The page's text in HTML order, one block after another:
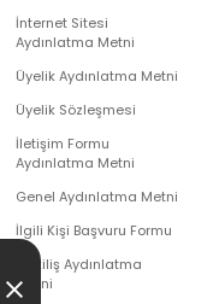
İnternet Sitesi
Aydınlatma Metni
Üyelik Aydınlatma Metni
Üyelik Sözleşmesi
İletişim Formu
Aydınlatma Metni
Genel Aydınlatma Metni
İlgili Kişi Başvuru Formu
Çekiliş Aydınlatma
Metni